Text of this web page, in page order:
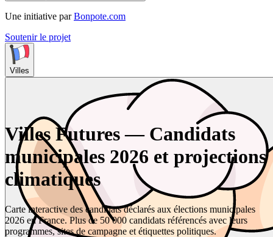
Une initiative par Bonpote.com
Soutenir le projet
Villes
Villes Futures — Candidats
municipales 2026 et projections
climatiques
Carte interactive des candidats déclarés aux élections municipales
2026 en France. Plus de 50 000 candidats référencés avec leurs
programmes, sites de campagne et étiquettes politiques.